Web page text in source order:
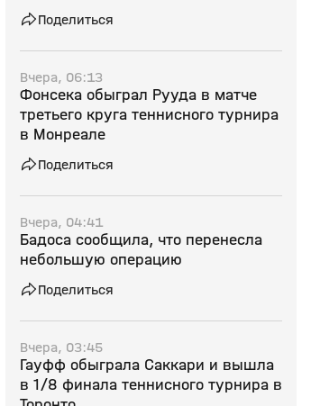
Поделиться
Вчера, 06:13
Фонсека обыграл Рууда в матче
третьего круга теннисного турнира
в Монреале
Поделиться
Вчера, 04:41
Бадоса сообщила, что перенесла
небольшую операцию
Поделиться
Вчера, 03:45
Гауфф обыграла Саккари и вышла
в 1/8 финала теннисного турнира в